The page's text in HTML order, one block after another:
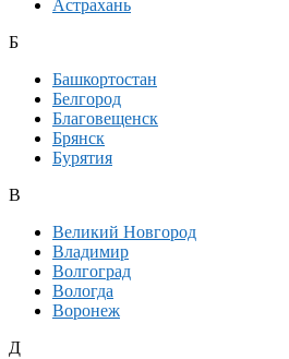
Астрахань
Б
Башкортостан
Белгород
Благовещенск
Брянск
Бурятия
В
Великий Новгород
Владимир
Волгоград
Вологда
Воронеж
Д